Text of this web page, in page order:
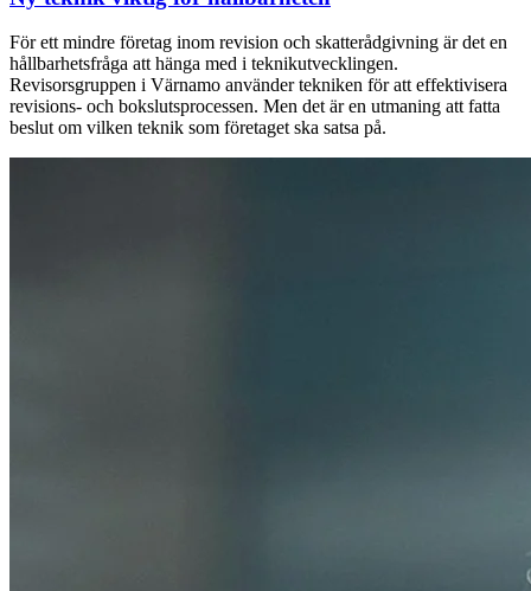
För ett mindre företag inom revision och skatterådgivning är det en
hållbarhetsfråga att hänga med i teknikutvecklingen.
Revisorsgruppen i Värnamo använder tekniken för att effektivisera
revisions- och bokslutsprocessen. Men det är en utmaning att fatta
beslut om vilken teknik som företaget ska satsa på.